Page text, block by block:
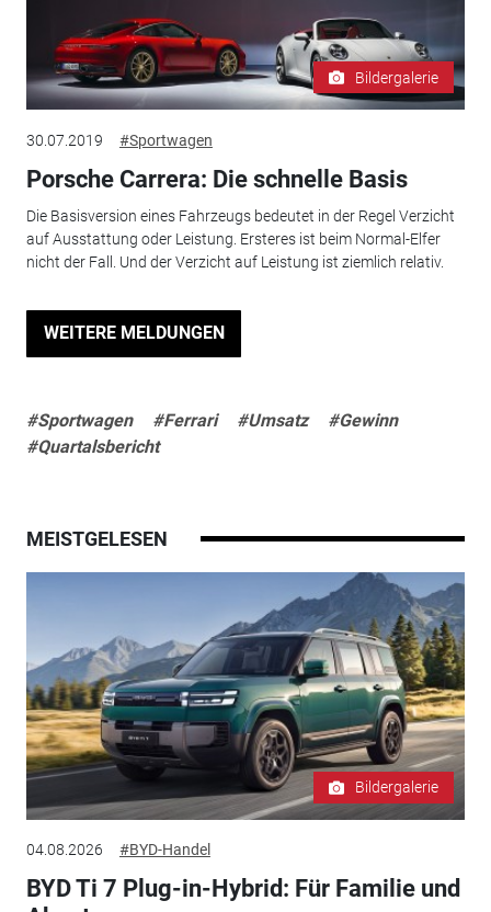
Bildergalerie
30.07.2019 #Sportwagen
Porsche Carrera: Die schnelle Basis
Die Basisversion eines Fahrzeugs bedeutet in der Regel Verzicht
auf Ausstattung oder Leistung. Ersteres ist beim Normal-Elfer
nicht der Fall. Und der Verzicht auf Leistung ist ziemlich relativ.
WEITERE MELDUNGEN
#Sportwagen #Ferrari #Umsatz
#Gewinn
#Quartalsbericht
MEISTGELESEN
Bildergalerie
04.08.2026 #BYD-Handel
BYD Ti 7 Plug-in-Hybrid: Für Familie und